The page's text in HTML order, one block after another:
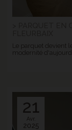
Le parquet devient
modernité
21
Avr.
2025